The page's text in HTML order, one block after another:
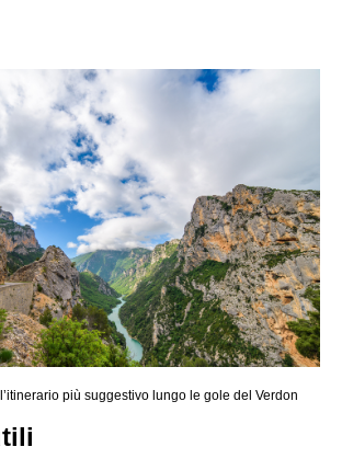
più suggestivo lungo le gole del Verdon